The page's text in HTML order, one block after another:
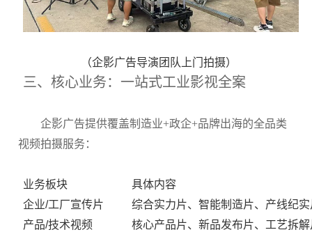
（企影广告导演团队上门拍摄）
三、核心业务：一站式工业影视全案
企影广告提供覆盖制造业+政企+品牌出海的全品类
视频拍摄服务：
业务板块
具体内容
企业/工厂宣传片
综合实力片、智能制造片、产线纪
产品/技术视频
核心产品片、新品发布片、工艺拆